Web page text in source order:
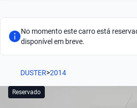
Busque por marca
Busque por versão
Busque por ano
No momento este carro está
disponível em breve.
DUSTER>2014
Reservado